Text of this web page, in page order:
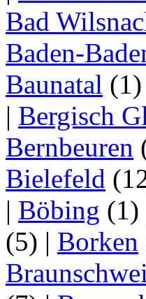
Bad
Baden-
Baunatal (1)
| Bergisch
Bernbeuren
Bielefeld
| Böbing (1)
(5) | Borken